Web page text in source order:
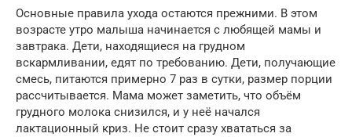
Основные правила ухода остаются прежними. В этом
возрасте утро малыша начинается с любящей мамы и
завтрака. Дети, находящиеся на грудном
вскармливании, едят по требованию. Дети, получающие
смесь, питаются примерно 7 раз в сутки, размер порции
рассчитывается. Мама может заметить, что объём
грудного молока снизился, и у неё начался
лактационный криз. Не стоит сразу хвататься за